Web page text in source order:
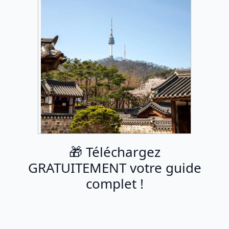
🎁 Téléchargez
GRATUITEMENT votre guide
complet !